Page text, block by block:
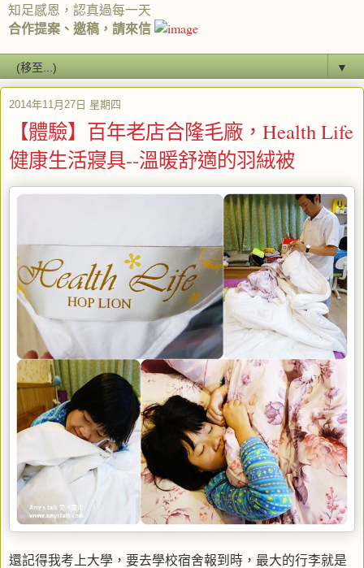
知足感恩，認真過每一天
合作提案、邀稿，請來信
▼
2014年11月27日 星期四
【體驗】百年老店合隆毛廠，Health Life
健康生活寢具--溫暖舒適的羽絨被
還記得我考上大學，要去學校宿舍報到時，最大的行李就是